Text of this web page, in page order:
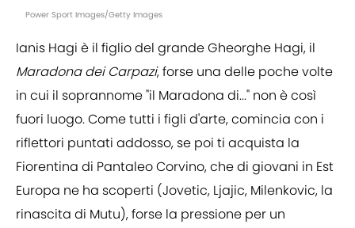
Power Sport Images/Getty Images
Ianis Hagi è il figlio del grande Gheorghe Hagi, il
Maradona dei Carpazi, forse una delle poche volte
in cui il soprannome "il Maradona di..." non è così
fuori luogo. Come tutti i figli d'arte, comincia con i
riflettori puntati addosso, se poi ti acquista la
Fiorentina di Pantaleo Corvino, che di giovani in Est
Europa ne ha scoperti (Jovetic, Ljajic, Milenkovic, la
rinascita di Mutu), forse la pressione per un